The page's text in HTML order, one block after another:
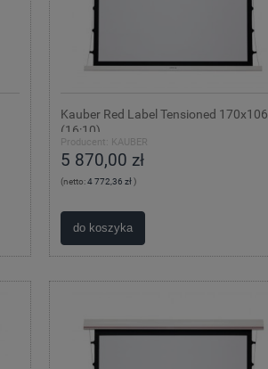
Kauber Red Label Tensioned 170x106
(16:10)
Producent: KAUBER
5 870,00 zł
(netto:4 772,36 zł)
do koszyka